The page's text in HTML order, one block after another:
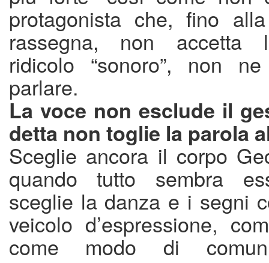
protagonista che, fino
rassegna, non accetta
ridicolo “sonoro”, non
parlare.
La voce non esclude il
detta non toglie la parola
Sceglie ancora il corpo
quando tutto sembra
sceglie la danza e i segni
veicolo d’espressione,
come modo di